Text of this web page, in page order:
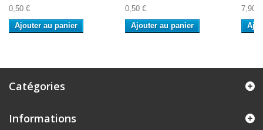
0,50 €
Ajouter au panier
0,50 €
Ajouter au panier
7,90 €
Catégories
Informations